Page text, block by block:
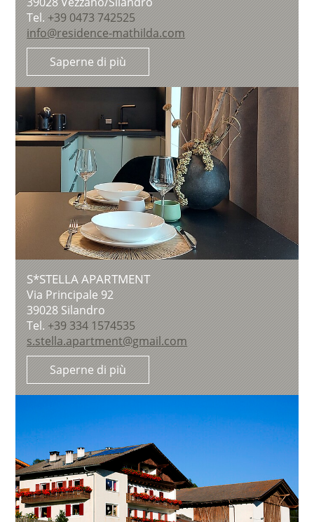
Tel.+39 0473 742525
info@residence-mathilda.com
Saperne di più
S*STELLA APARTMENT
Via Principale 92
39028Silandro
Tel. +39 334 1574535
s.stella.apartment@gmail.com
Saperne di più